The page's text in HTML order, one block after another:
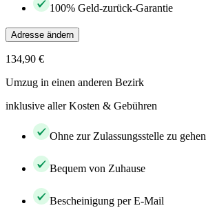
100% Geld-zurück-Garantie
Adresse ändern
134,90 €
Umzug in einen anderen Bezirk
inklusive aller Kosten & Gebühren
Ohne zur Zulassungsstelle zu gehen
Bequem von Zuhause
Bescheinigung per E-Mail